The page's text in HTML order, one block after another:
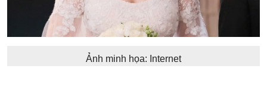
Ảnh minh họa: Internet